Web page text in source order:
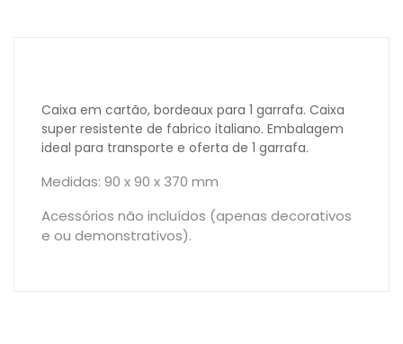
Caixa em cartão, bordeaux para 1 garrafa. Caixa
super resistente de fabrico italiano. Embalagem
ideal para transporte e oferta de 1 garrafa.
Medidas: 90 x 90 x 370 mm
Acessórios não incluídos (apenas decorativos
e ou demonstrativos).